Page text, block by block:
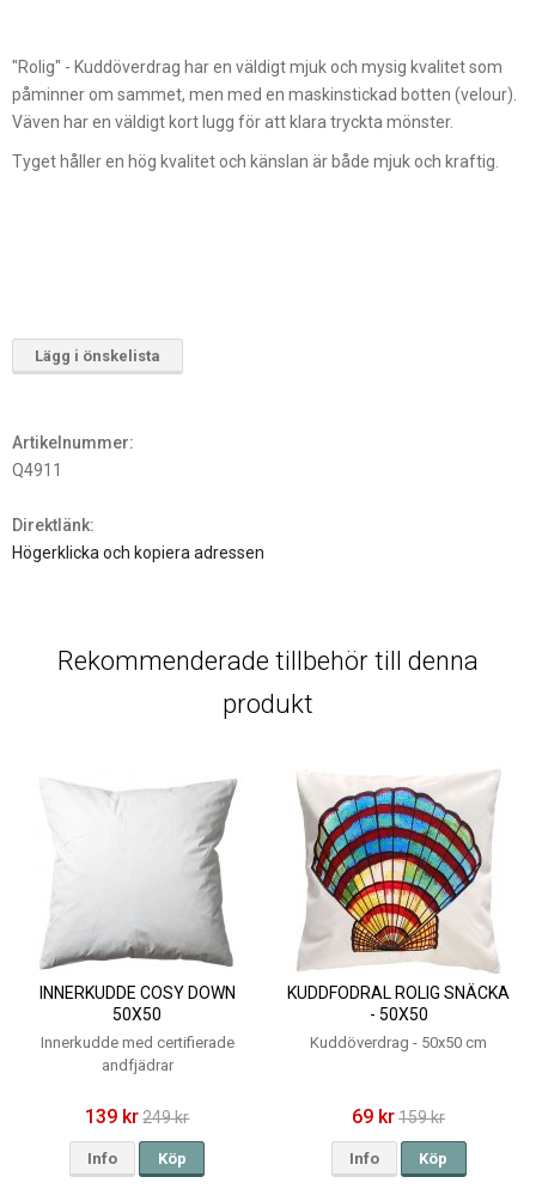
"Rolig" - Kuddöverdrag har en väldigt mjuk och mysig kvalitet som
påminner om sammet, men med en maskinstickad botten (velour).
Väven har en väldigt kort lugg för att klara tryckta mönster.
Tyget håller en hög kvalitet och känslan är både mjuk och kraftig.
Lägg i önskelista
Artikelnummer:
Q4911
Direktlänk:
Högerklicka och kopiera adressen
Rekommenderade tillbehör till denna
produkt
INNERKUDDE COSY DOWN
50X50
Innerkudde med certifierade
andfjädrar
139 kr 249 kr
Info Köp
KUDDFODRAL ROLIG SNÄCKA
- 50X50
Kuddöverdrag - 50x50 cm
69 kr159 kr
Info Köp